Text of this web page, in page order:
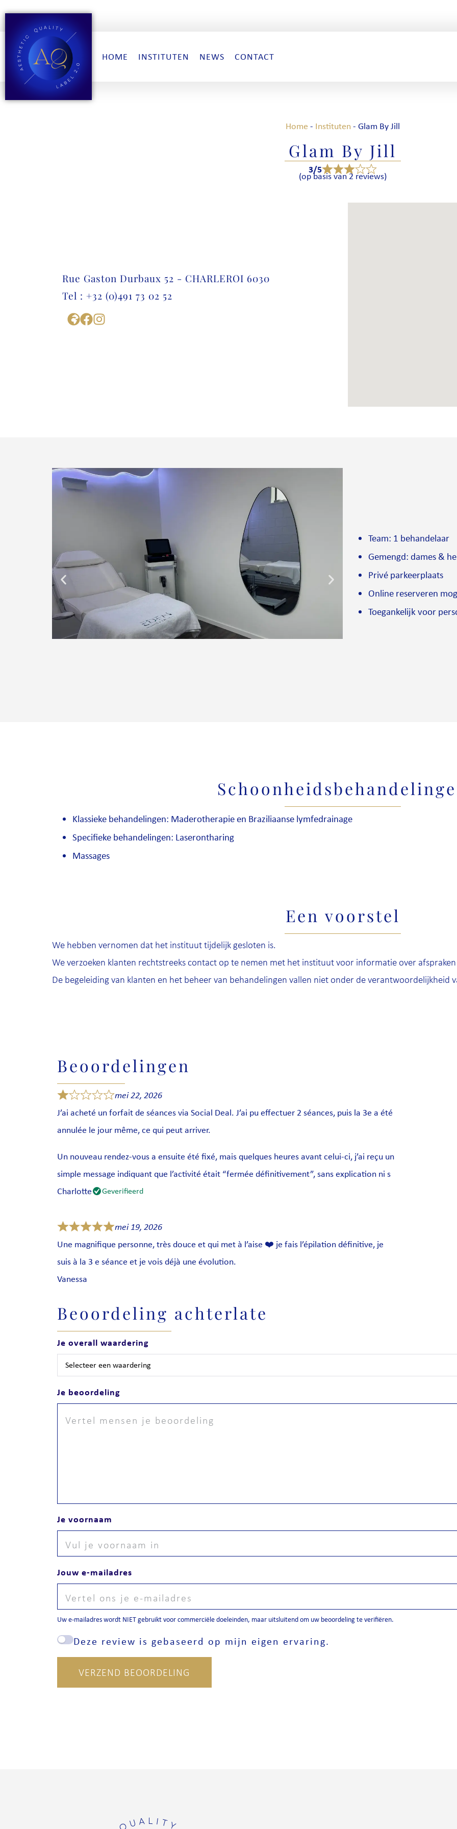
HOME INSTITUTEN NEWS CONTACT
Home - Instituten- Glam By Jill
Glam By Jill
3/5
(op basis van 2 reviews)
Rue Gaston Durbaux 52 - CHARLEROI 6030
Tel : +32 (0)491 73 02 52
Team: 1 behandelaar
Gemengd: dames &
Privé parkeerplaats
Online reserveren
Toegankelijk voor
Klassieke behandelingen: Maderotherapie en Braziliaanse lymfedrainage
Specifieke behandelingen: Laserontharing
Massages
Een voorstel
We hebben vernomen dat het instituut tijdelijk gesloten is.
We verzoeken klanten rechtstreeks contact op te nemen met het instituut voor informatie over
De begeleiding van klanten en het beheer van behandelingen vallen niet onder de verantwoordelijkheid
Beoordelingen
mei 22, 2026
J’ai acheté un forfait de séances via Social Deal. J’ai pu effectuer 2 séances, puis la 3e a été
annulée le jour même, ce qui peut arriver.
Un nouveau rendez-vous a ensuite été fixé, mais quelques heures avant celui-ci, j’ai reçu un
simple message indiquant que l’activité était “fermée définitivement”, sans explication ni s
Charlotte
Geverifieerd
mei 19, 2026
Une magnifique personne, très douce et qui met à l’aise ❤️ je fais l’épilation définitive, je
suis à la 3 e séance et je vois déjà une évolution.
Vanessa
Beoordeling achterlate
Je overall waardering
Je beoordeling
Je voornaam
Jouw e-mailadres
Uw e-mailadres wordt NIET gebruikt voor commerciële doeleinden, maar uitsluitend om uw beoordeling te verifiëren.
Deze review is gebaseerd op mijn eigen ervaring.
VERZEND BEOORDELING